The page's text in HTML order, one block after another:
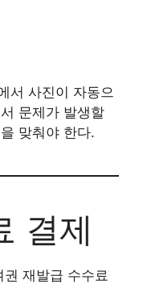
서 사진이 자동으
문제가 발생할
맞춰야 한다.
결제
재발급 수수료